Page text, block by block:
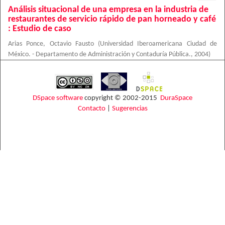
Análisis situacional de una empresa en la industria de
restaurantes de servicio rápido de pan horneado y café
: Estudio de caso
Arias Ponce, Octavio Fausto (Universidad Iberoamericana Ciudad de
México. - Departamento de Administración y Contaduría Pública., 2004)
DSpace software copyright © 2002-2015 DuraSpace
Contacto| Sugerencias